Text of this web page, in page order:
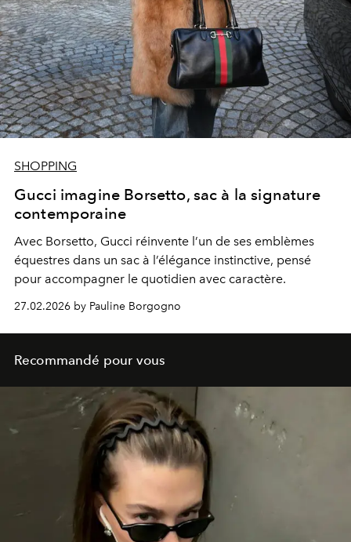
SHOPPING
Gucci imagine Borsetto, sac à la signature
contemporaine
Avec Borsetto, Gucci réinvente l’un de ses emblèmes
équestres dans un sac à l’élégance instinctive, pensé
pour accompagner le quotidien avec caractère.
27.02.2026 by Pauline Borgogno
Recommandé pour vous